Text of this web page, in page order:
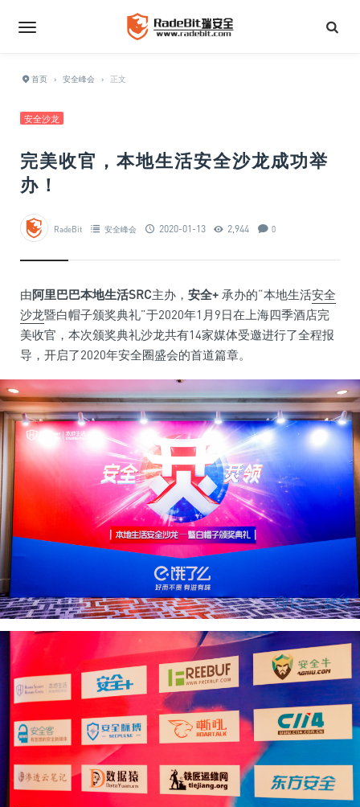
首页 › 安全峰会 › 正文
安全沙龙
完美收官，本地生活安全沙龙成功举
办！
RadeBit 安全峰会 2020-01-13 2,944 0
由阿里巴巴本地生活SRC主办， 安全+ 承办的“本地生活安全
沙龙暨白帽子颁奖典礼”于2020年1月9日在上海四季酒店完
美收官，本次颁奖典礼沙龙共有14家媒体受邀进行了全程报
导，开启了2020年安全圈盛会的首道篇章。